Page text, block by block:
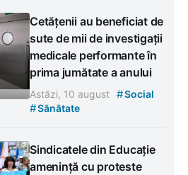
Cetățenii au beneficiat de
sute de mii de investigații
medicale performante în
prima jumătate a anului
Astăzi, 10 august #Social
#Sănătate
Sindicatele din Educație
amenință cu proteste